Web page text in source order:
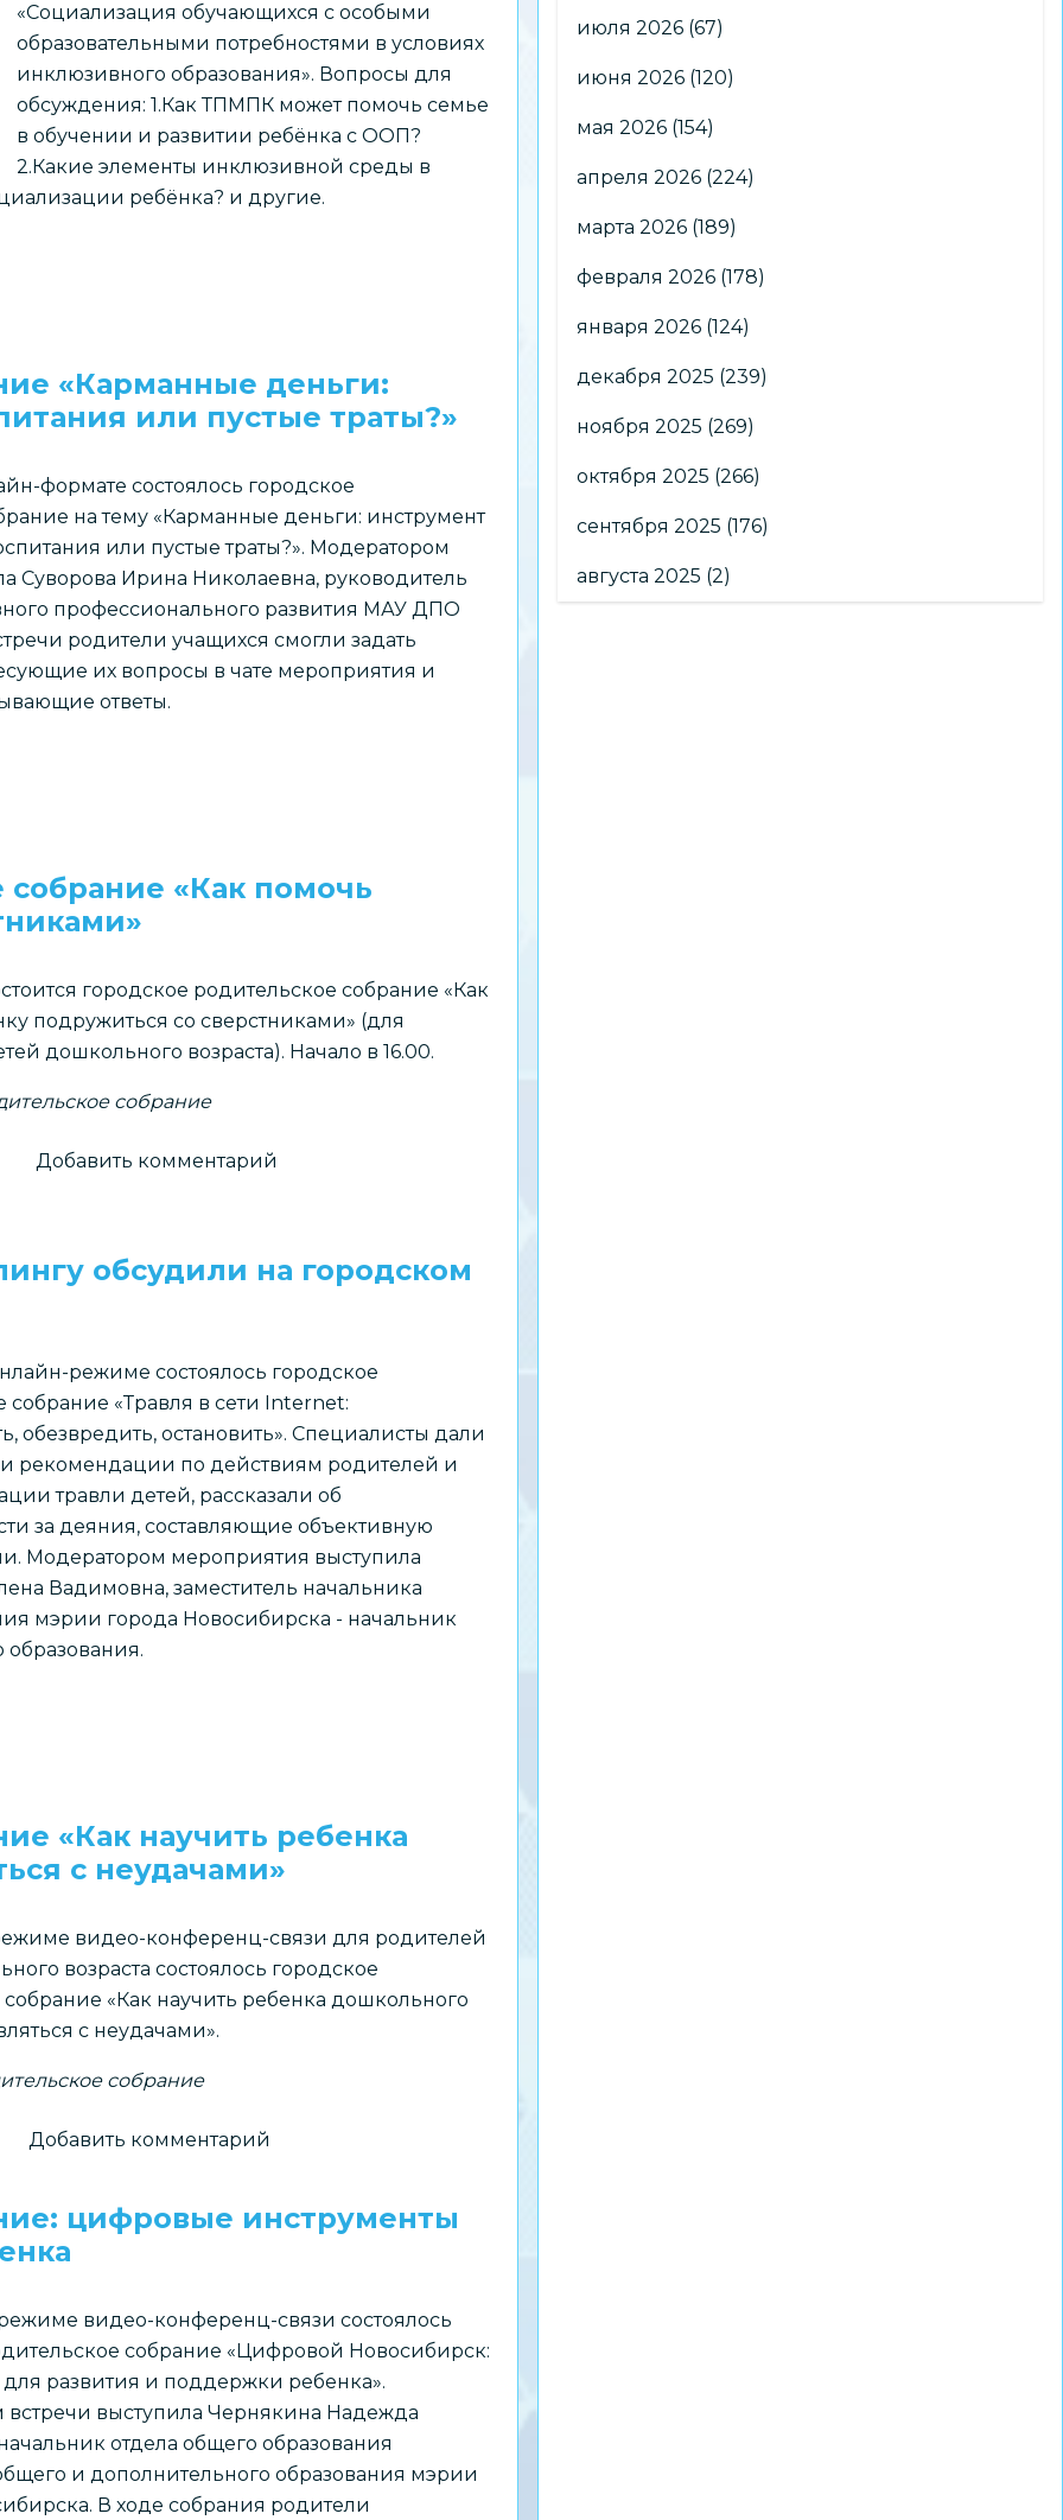
«Социализация обучающихся с особыми
образовательными потребностями в условиях
инклюзивного образования». Вопросы для
обсуждения: 1.Как ТПМПК может помочь семье
в обучении и развитии ребёнка с ООП?
2.Какие элементы инклюзивной среды в
ребёнка? и другие.
«Карманные деньги:
или пустые траты?»
формате состоялось городское
на тему «Карманные деньги: инструмент
или пустые траты?». Модератором
Суворова Ирина Николаевна, руководитель
профессионального развития МАУ ДПО
родители учащихся смогли задать
их вопросы в чате мероприятия и
ответы.
«Как помочь
городское родительское собрание «Как
подружиться со сверстниками» (для
дошкольного возраста). Начало в 16.00.
собрание
родительское
ребенку
сверстниками»
Добавить комментарий
обсудили на городском
режиме состоялось городское
собрание «Травля в сети Internet:
обезвредить, остановить». Специалисты дали
рекомендации по действиям родителей и
травли детей, рассказали об
за деяния, составляющие объективную
Модератором мероприятия выступила
Вадимовна, заместитель начальника
мэрии города Новосибирска - начальник
образования.
«Как научить ребенка
с неудачами»
видео-конференц-связи для родителей
возраста состоялось городское
«Как научить ребенка дошкольного
с неудачами».
собрание
родительское
Добавить комментарий
цифровые инструменты
видео-конференц-связи состоялось
собрание «Цифровой Новосибирск:
развития и поддержки ребенка».
встречи выступила Чернякина Надежда
отдела общего образования
и дополнительного образования мэрии
В ходе собрания родители
июля 2026 (67)
июня 2026 (120)
мая 2026 (154)
апреля 2026 (224)
марта 2026 (189)
февраля 2026 (178)
января 2026 (124)
декабря 2025 (239)
ноября 2025 (269)
октября 2025 (266)
сентября 2025 (176)
августа 2025 (2)